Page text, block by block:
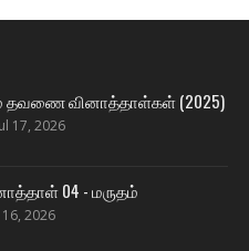
தவணை வினாத்தாள்கள் (2025)
17, 2026
04 - மருதம்
2026